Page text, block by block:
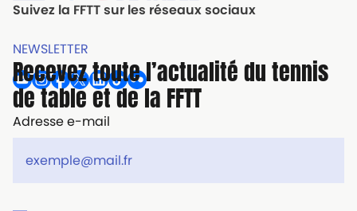
Suivez la FFTT sur les réseaux sociaux
NEWSLETTER
Recevez toute l’actualité du tennis
de table et de la FFTT
Adresse e-mail